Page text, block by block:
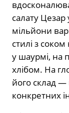
салату Цезар
мільйони
стилі з
у шаурмі, на
хлібом. На
його склад —
конкретних